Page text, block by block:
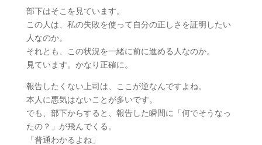
部下はそこを見ています。
この人は、私の失敗を使って自分の正しさを証明したい
人なのか。
それとも、この状況を一緒に前に進める人なのか。
見ています。かなり正確に。
報告したくない上司は、ここが逆なんですよね。
本人に悪気はないことが多いです。
でも、部下からすると、報告した瞬間に「何でそうなっ
たの？」が飛んでくる。
「普通わかるよね」